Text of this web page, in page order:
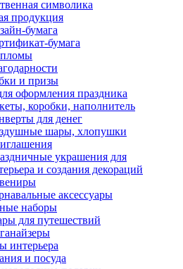
символика
продукция
бумага
бумага
и призы
оформления праздника
коробки, наполнитель
для денег
шары, хлопушки
украшения для
и создания декораций
аксессуары
наборы
для путешествий
интерьера
и посуда